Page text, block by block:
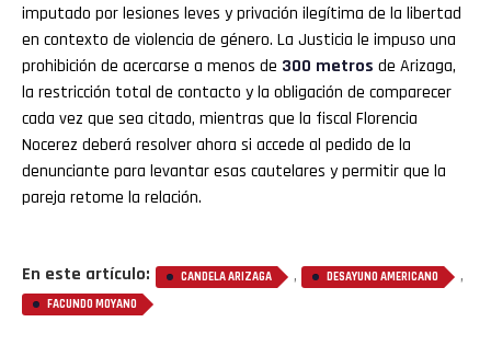
imputado por lesiones leves y privación ilegítima de la libertad
en contexto de violencia de género. La Justicia le impuso una
prohibición de acercarse a menos de 300 metros de Arizaga,
la restricción total de contacto y la obligación de comparecer
cada vez que sea citado, mientras que la fiscal Florencia
Nocerez deberá resolver ahora si accede al pedido de la
denunciante para levantar esas cautelares y permitir que la
pareja retome la relación.
En este artículo: CANDELA ARIZAGA , DESAYUNO AMERICANO ,
FACUNDO MOYANO